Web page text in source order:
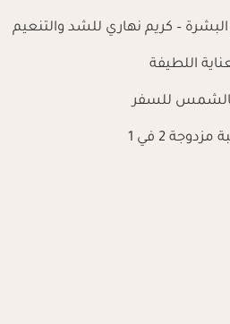
– كريم نهاري للشد والتنعيم
اللطيفة
للسفر
2 في 1